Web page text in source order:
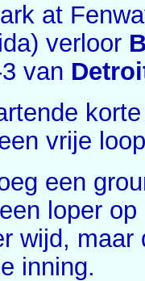
at
verloor
van
vrije
een
loper
wijd,
inning.